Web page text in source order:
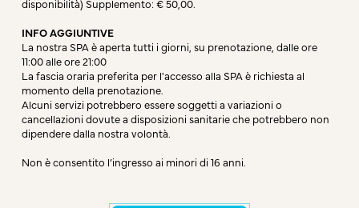
disponibilità) Supplemento: € 50,00.
INFO AGGIUNTIVE
La nostra SPA è aperta tutti i giorni, su prenotazione, dalle ore
11:00 alle ore 21:00
La fascia oraria preferita per l'accesso alla SPA è richiesta al
momento della prenotazione.
Alcuni servizi potrebbero essere soggetti a variazioni o
cancellazioni dovute a disposizioni sanitarie che potrebbero non
dipendere dalla nostra volontà.
Non è consentito l’ingresso ai minori di 16 anni.